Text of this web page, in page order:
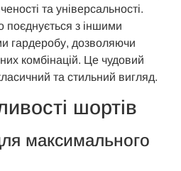
та універсальності.
поєднується з іншими
гардеробу, дозволяючи
комбінацій. Це чудовий
та стильний вигляд.
шортів
максимального